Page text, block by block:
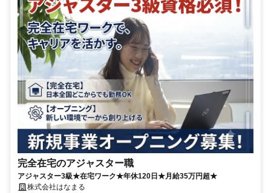
完全在宅のアジャスター職
アジャスター3級★在宅ワーク★年休120日★月給35万円超★
株式会社はなまる